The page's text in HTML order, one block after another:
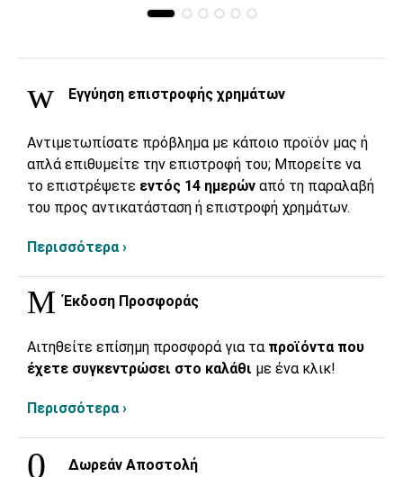
Εγγύηση επιστροφής χρημάτων
Αντιμετωπίσατε πρόβλημα με κάποιο προϊόν μας ή
απλά επιθυμείτε την επιστροφή του; Μπορείτε να
το επιστρέψετε εντός 14 ημερών από τη παραλαβή
του προς αντικατάσταση ή επιστροφή χρημάτων.
Περισσότερα ›
Έκδοση Προσφοράς
Αιτηθείτε επίσημη προσφορά για τα προϊόντα που
έχετε συγκεντρώσει στο καλάθι με ένα κλικ!
Περισσότερα ›
Δωρεάν Αποστολή